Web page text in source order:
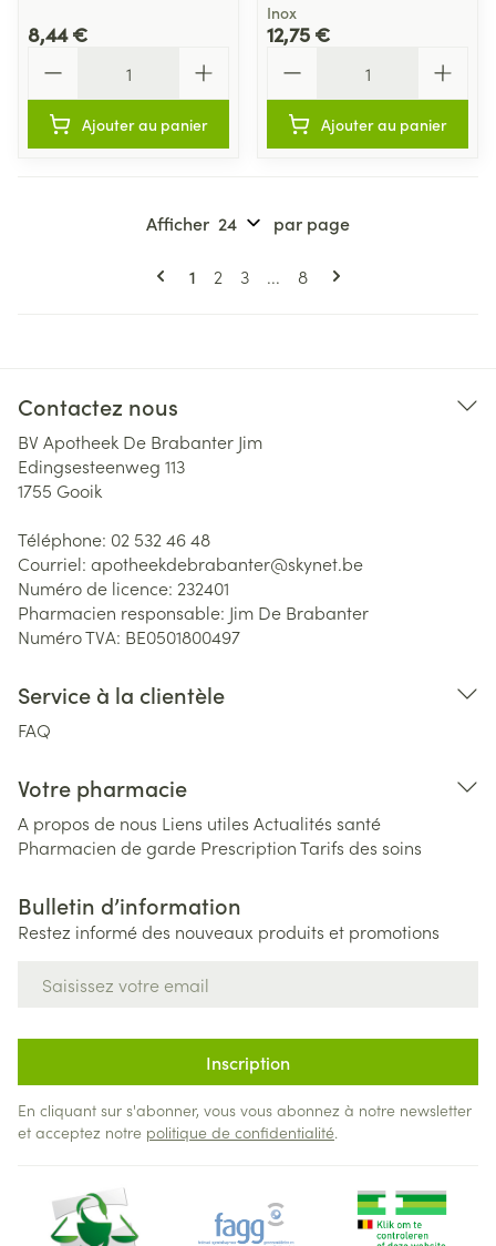
8,44 €
Ajouter au panier
Inox
12,75 €
Ajouter au panier
Pages
Vous lisez actuellement la page
1 Page
2 Page
3 ... Page
8
Afficher par page
Contactez nous
BV Apotheek De Brabanter Jim
Edingsesteenweg 113
1755 Gooik
Téléphone: 02 532 46 48
Courriel: apotheekdebrabanter@skynet.be
Numéro de licence: 232401
Pharmacien responsable: Jim De Brabanter
Numéro TVA: BE0501800497
Service à la clientèle
FAQ
Votre pharmacie
A propos de nous Liens utiles Actualités santé
Pharmacien de garde PrescriptionTarifs des soins
Bulletin d’information
Restez informé des nouveaux produits et promotions
Inscription
En cliquant sur s'abonner, vous vous abonnez à notre newsletter
et acceptez notre politique de confidentialité.